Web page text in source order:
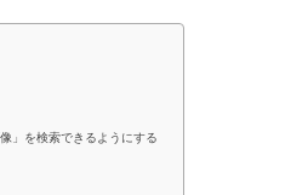
」を検索できるようにする